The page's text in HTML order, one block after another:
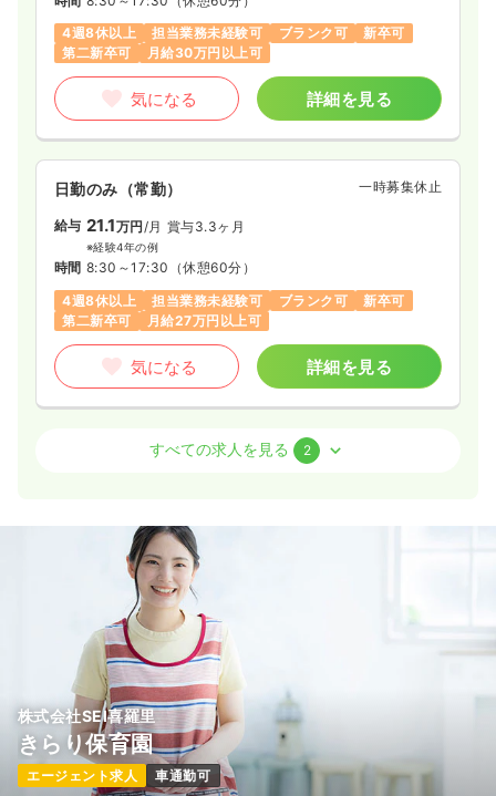
4週8休以上
担当業務未経験可 ブランク可
新卒可
第二新卒可
月給30万円以上可
気になる 詳細を見る
日勤のみ（常勤） 一時募集休止
給与 21.1万円/月 賞与3.3ヶ月
※経験4年の例
時間 8:30～17:30 （休憩60分）
4週8休以上
担当業務未経験可 ブランク可
新卒可
第二新卒可
月給27万円以上可
気になる 詳細を見る
正・准看護師
万円/月 賞与3.3ヶ月
※経験25年の例
8:30～17:30（休憩60分）
4週8休以上
ブランク可
新卒可
第二新卒可 月給27万円以上可
気になる
訪問看護正・准看護師
すべての求人を見る 2
株式会社SEI喜羅里
きらり保育園
エージェント求人 車通勤可